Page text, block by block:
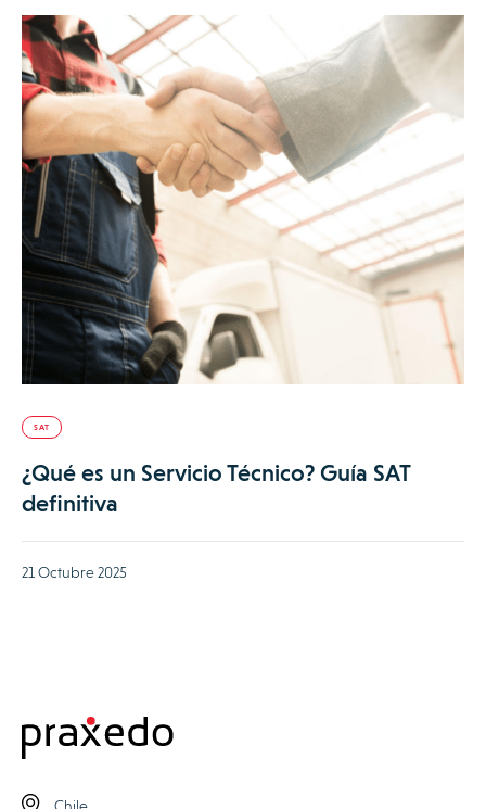
SAT
¿Qué es un Servicio Técnico? Guía SAT
definitiva
21 Octubre 2025